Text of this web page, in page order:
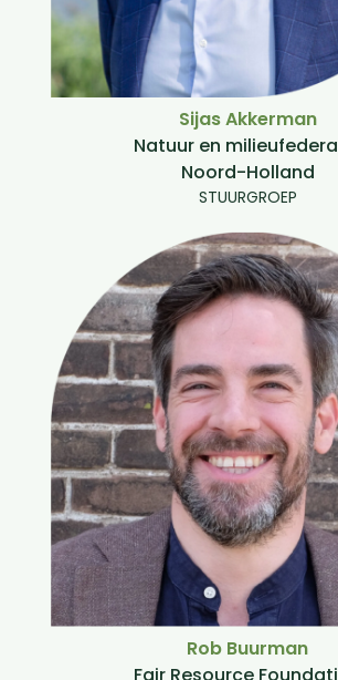
Sijas Akkerman
Natuur en
Noord-Holland
STUURGROEP
Rob Buurman
Fair Resource